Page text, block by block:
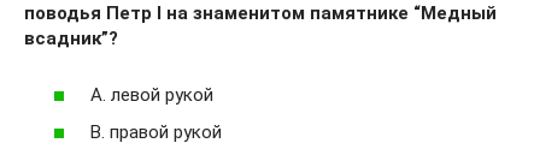
поводья Петр I на знаменитом памятнике “Медный
всадник”?
A. левой рукой
B. правой рукой